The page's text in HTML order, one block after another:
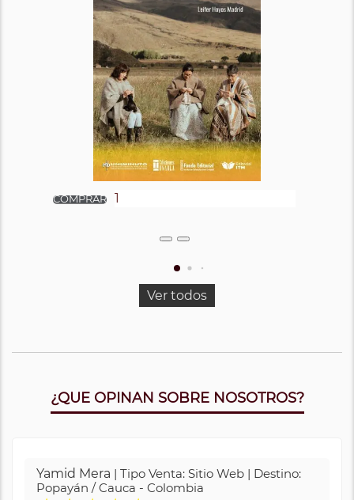
Ver todos
¿QUE OPINAN SOBRE NOSOTROS?
Yamid Mera | Tipo Venta: Sitio Web | Destino:
Popayán / Cauca - Colombia